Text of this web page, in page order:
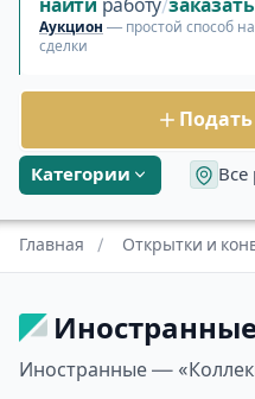
Категории Все
найти работу/заказать
Аукцион — простой способ
сделки
Главная / Открытки и
Иностранные —